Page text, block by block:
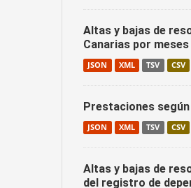
Altas y bajas de
Canarias por
JSON XML TSV CSV
Prestaciones
JSON XML TSV CSV
Altas y bajas de
del registro de